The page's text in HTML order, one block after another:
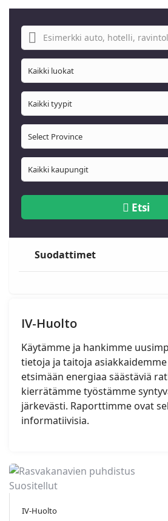
Etsi
Suodattimet
IV-Huolto
Käytämme ja hankimme
tietoja ja taitoja
etsimään energiaa säästäviä
kierrätämme työstämme
järkevästi. Raporttimme ovat
informatiivisia.
Suositellut
IV-Huolto